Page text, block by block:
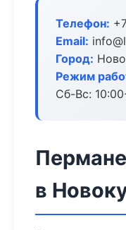
Телефон:
Email:
Город:
Режим
Сб-Вс:
в